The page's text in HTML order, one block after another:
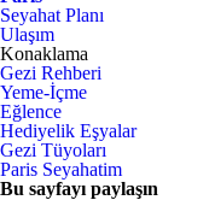
Seyahat Planı
Ulaşım
Konaklama
Gezi Rehberi
Yeme-İçme
Eğlence
Hediyelik Eşyalar
Gezi Tüyoları
Paris Seyahatim
Bu sayfayı paylaşın